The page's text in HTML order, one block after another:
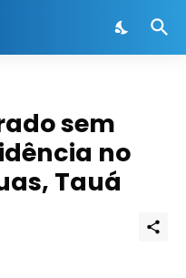
sem
no
Tauá